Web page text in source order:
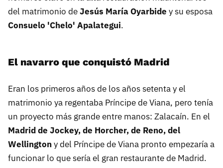
del matrimonio deJesús María Oyarbide y su esposa
Consuelo 'Chelo' Apalategui.
El navarro que conquistó Madrid
Eran los primeros años de los años setenta y el
matrimonio ya regentaba Príncipe de Viana, pero tenía
un proyecto más grande entre manos: Zalacaín. En el
Madrid de Jockey, de Horcher, de Reno, del
Wellington y del Príncipe de Viana pronto empezaría a
funcionar lo que sería el gran restaurante de Madrid.